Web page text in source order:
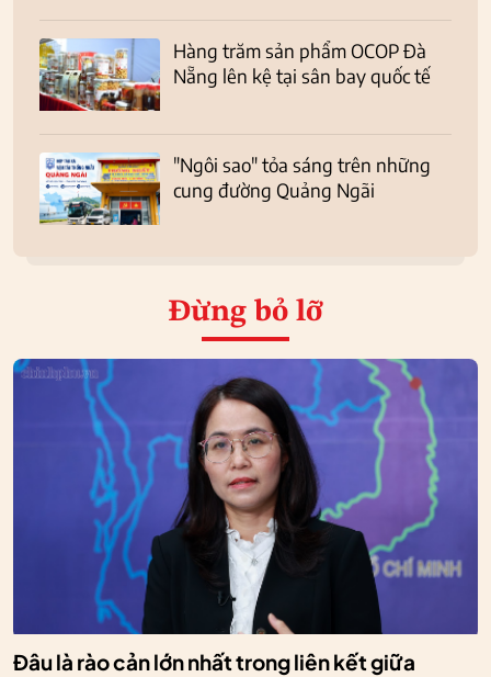
Hàng trăm sản phẩm OCOP Đà
Nẵng lên kệ tại sân bay quốc tế
"Ngôi sao" tỏa sáng trên những
cung đường Quảng Ngãi
Đừng bỏ lỡ
Đâu là rào cản lớn nhất trong liên kết giữa